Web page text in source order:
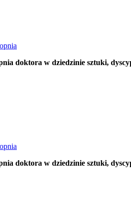
doktora w dziedzinie sztuki,
doktora w dziedzinie sztuki,